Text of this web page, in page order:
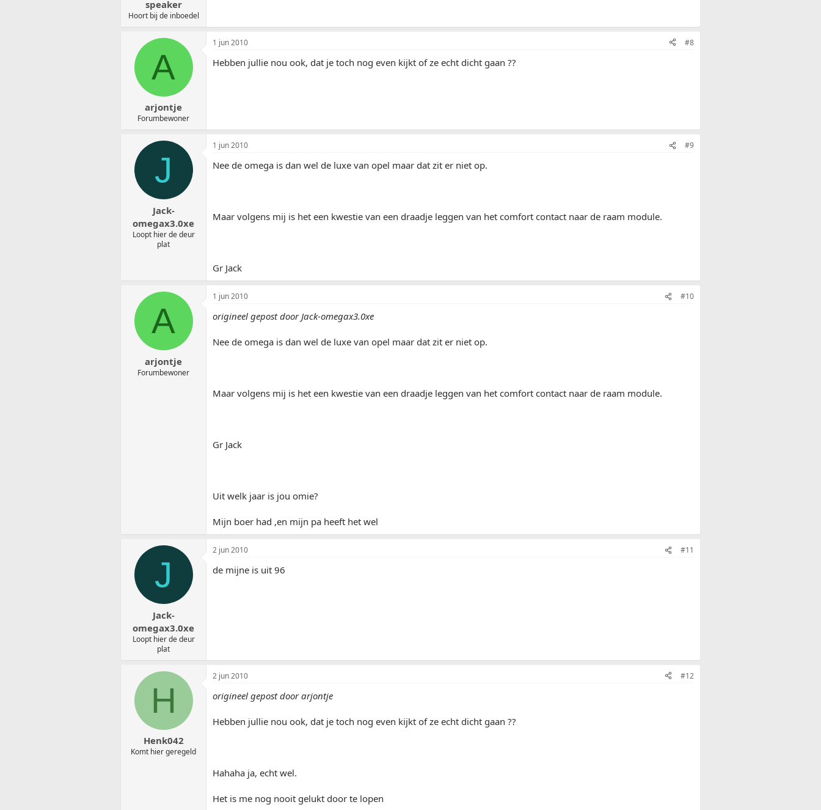
speaker
Hoort bij de inboedel
A
arjontje
Forumbewoner
1 jun 2010 #8
Hebben jullie nou ook, dat je toch nog even kijkt of ze echt dicht gaan ??
J
Jack-
omegax3.0xe
Loopt hier de deur
plat
1 jun 2010 #9
Nee de omega is dan wel de luxe van opel maar dat zit er niet op.
Maar volgens mij is het een kwestie van een draadje leggen van het comfort contact naar de raam module.
Gr Jack
A
arjontje
Forumbewoner
1 jun 2010 #10
origineel gepost door Jack-omegax3.0xe
Nee de omega is dan wel de luxe van opel maar dat zit er niet op.
Maar volgens mij is het een kwestie van een draadje leggen van het comfort contact naar de raam module.
Gr Jack
Uit welk jaar is jou omie?
Mijn boer had ,en mijn pa heeft het wel
J
Jack-
omegax3.0xe
Loopt hier de deur
plat
2 jun 2010 #11
de mijne is uit 96
H
Henk042
Komt hier geregeld
2 jun 2010 #12
origineel gepost door arjontje
Hebben jullie nou ook, dat je toch nog even kijkt of ze echt dicht gaan ??
Hahaha ja, echt wel.
Het is me nog nooit gelukt door te lopen